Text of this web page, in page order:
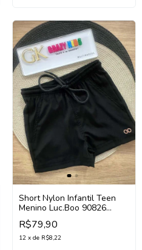
Short Nylon Infantil Teen
Menino Luc.Boo 90826
(Preto)
R$79,90
12 x de R$8,22